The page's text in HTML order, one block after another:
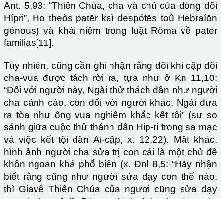
Ant. 5,93: “Thiên Chúa, cha và chủ của dòng dõi
Hípri”, Ho theòs patēr kaì despótēs toû Hebraíōn
génous) và khái niệm trong luật Rôma về pater
familias[11].
Tuy nhiên, cũng cần ghi nhận rằng đôi khi cặp đôi
cha-vua được tách rời ra, tựa như ở Kn 11,10:
“Đối với người này, Ngài thử thách dân như người
cha cảnh cáo, còn đối với người khác, Ngài đưa
ra tòa như ông vua nghiêm khắc kết tội” (sự so
sánh giữa cuộc thử thánh dân Hip-ri trong sa mạc
và việc kết tội dân Ai-cập, x. 12,22). Mặt khác,
hình ảnh người cha sửa trị con cái là một chủ đề
khôn ngoan khá phổ biến (x. Đnl 8,5: “Hãy nhận
biết rằng cũng như người sửa dạy con thế nào,
thì Giavê Thiên Chúa của ngươi cũng sửa dạy